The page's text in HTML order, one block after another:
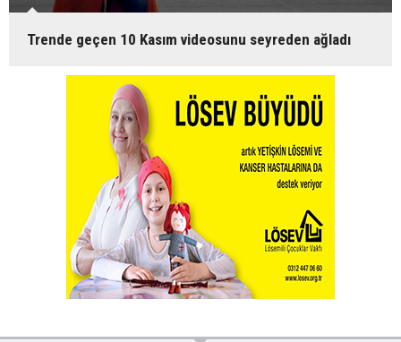
Trende geçen 10 Kasım videosunu seyreden ağladı